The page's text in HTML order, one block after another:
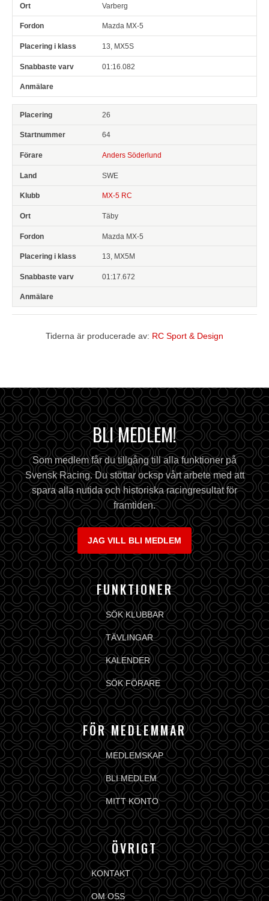
Varberg
Mazda MX-5
13, MX5S
01:16.082
26
64
Anders Söderlund
SWE
MX-5 RC
Täby
Mazda MX-5
13, MX5M
01:17.672
Tiderna är producerade av: RC Sport & Design
BLI MEDLEM!
Som medlem får du tillgång till alla funktioner på
Svensk Racing. Du stöttar ocksp vårt arbete med att
spara alla nutida och historiska racingresultat för
framtiden.
JAG VILL BLI MEDLEM
FUNKTIONER
SÖK KLUBBAR
TÄVLINGAR
KALENDER
SÖK FÖRARE
FÖR MEDLEMMAR
MEDLEMSKAP
BLI MEDLEM
MITT KONTO
ÖVRIGT
KONTAKT
OM OSS